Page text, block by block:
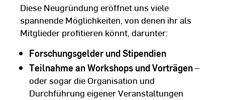
Diese Neugründung eröffnet uns viele
spannende Möglichkeiten, von denen ihr als
Mitglieder profitieren könnt, darunter:
Forschungsgelder und Stipendien
Teilnahme an Workshops und Vorträgen–
oder sogar die Organisation und
Durchführung eigener Veranstaltungen